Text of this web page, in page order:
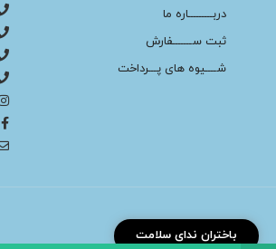
دربـــــــــاره ما
ثبت ســـــــفارش
شــــیوه های پـــرداخت
باختران ندای سلامت